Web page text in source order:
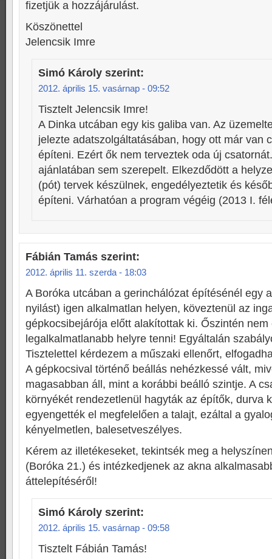
fizetjük a hozzájárulást.
Köszönettel
Jelencsik Imre
Simó Károly szerint:
2012. április 15. vasárnap - 09:52
Tisztelt Jelencsik Imre!
A Dinka utcában egy kis galiba van. Az
jelezte adatszolgáltatásában, hogy ott már van
építeni. Ezért ők nem terveztek oda új
ajánlatában sem szerepelt. Elkezdődött a
(pót) tervek készülnek, engedélyeztetik és
építeni. Várhatóan a program végéig (2013 I.
Fábián Tamás szerint:
2012. április 11. szerda - 18:03
A Boróka utcában a gerinchálózat építésénél egy
nyilást) igen alkalmatlan helyen, köveztenül az
gépkocsibejárója előtt alakítottak ki. Őszintén
legalkalmatlanabb helyre tenni! Egyáltalán
Tisztelettel kérdezem a műszaki ellenőrt,
A gépkocsival történő beállás nehézkessé vált,
magasabban áll, mint a korábbi beálló szintje. A
környékét rendezetlenül hagyták az építők, durva
egyengették el megfelelően a talajt, ezáltal a
kényelmetlen, balesetveszélyes.
Kérem az illetékeseket, tekintsék meg a
(Boróka 21.) és intézkedjenek az akna
áttelepítéséről!
Simó Károly szerint:
2012. április 15. vasárnap - 09:58
Tisztelt Fábián Tamás!